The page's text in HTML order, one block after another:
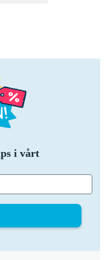
i vårt